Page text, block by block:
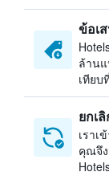
ข้อเ
ล้านแ
เทีย
ยกเ
เราเ
คุณจึ